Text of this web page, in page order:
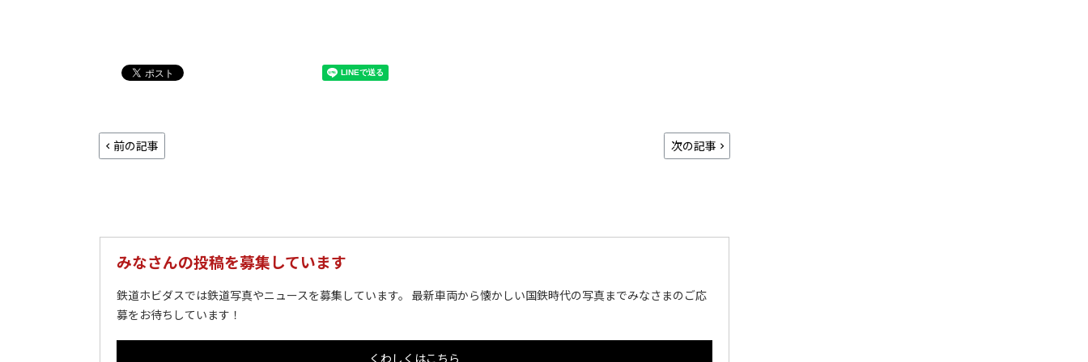
前の記事 次の記事
みなさんの投稿を募集しています
鉄道ホビダスでは鉄道写真やニュースを募集しています。 最新車両から懐かしい国鉄時代の写真までみなさまのご応
募をお待ちしています！
くわしくはこちら